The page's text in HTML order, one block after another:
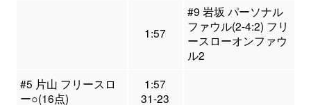
1:57
#9 岩坂 パーソナル
ファウル(2-4:2) フリ
ースローオンファウ
ル2
#5 片山 フリースロ
ー○(16点)
1:57
31-23